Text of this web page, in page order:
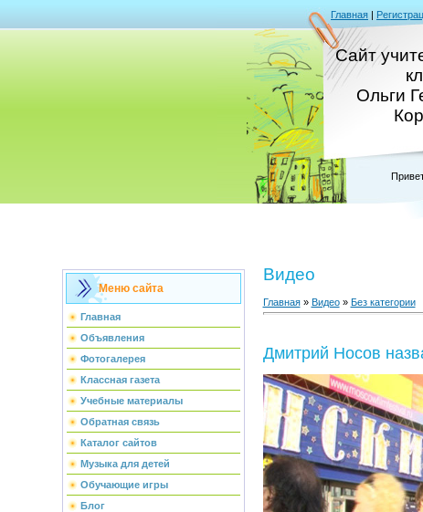
Главная |
Сайт
Ольги
Меню сайта
Главная
Объявления
Фотогалерея
Классная газета
Учебные материалы
Обратная связь
Каталог сайтов
Музыка для детей
Обучающие игры
Блог
Видео
Главная» Видео» Без категории
Дмитрий Носов